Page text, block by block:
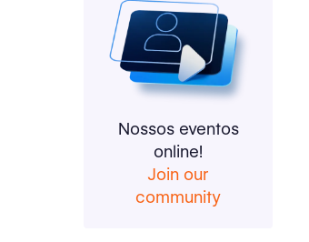
Nossos eventos
online!
Join our
community